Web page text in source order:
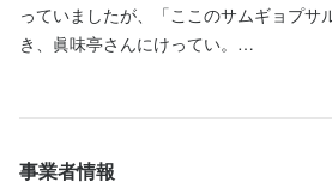
っていましたが、「ここのサムギョプサ
き、眞味亭さんにけってい。
駅から超近いので。。。
事業者情報